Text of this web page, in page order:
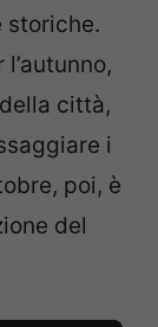
storiche.
città,
i
poi, è
del